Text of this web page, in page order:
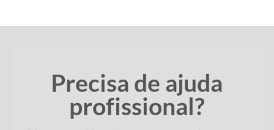
Precisa de ajuda
profissional?